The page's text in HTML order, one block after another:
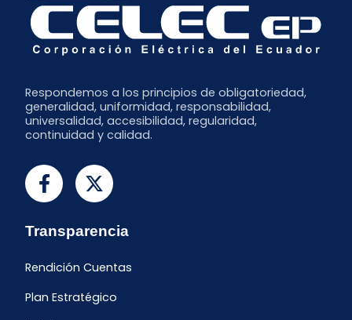
Respondemos a los principios de obligatoriedad,
generalidad, uniformidad, responsabilidad,
universalidad, accesibilidad, regularidad,
continuidad y calidad.
Transparencia
Rendición Cuentas
Plan Estratégico